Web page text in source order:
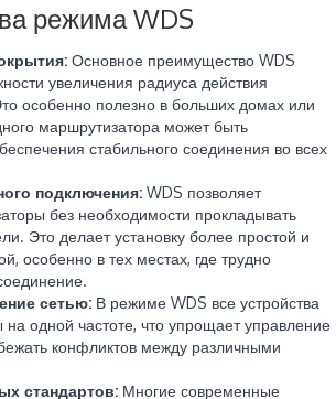
режима WDS
Основное преимущество WDS
увеличения радиуса действия
особенно полезно в больших домах или
маршрутизатора может быть
стабильного соединения во всех
подключения: WDS позволяет
без необходимости прокладывать
Это делает установку более простой и
особенно в тех местах, где трудно
сетью: В режиме WDS все устройства
на одной частоте, что упрощает управление
конфликтов между различными
стандартов: Многие современные